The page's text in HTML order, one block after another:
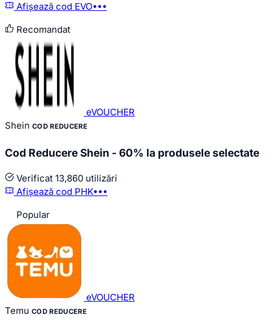
Afișează cod EVO•••
Recomandat
eVOUCHER
Shein COD REDUCERE
Cod Reducere Shein - 60% la produsele selectate
Verificat 13,860 utilizări
Afișează cod PHK•••
Popular
eVOUCHER
Temu COD REDUCERE